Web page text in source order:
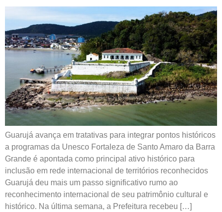
Guarujá avança em tratativas para integrar pontos históricos
a programas da Unesco Fortaleza de Santo Amaro da Barra
Grande é apontada como principal ativo histórico para
inclusão em rede internacional de territórios reconhecidos
Guarujá deu mais um passo significativo rumo ao
reconhecimento internacional de seu patrimônio cultural e
histórico. Na última semana, a Prefeitura recebeu […]